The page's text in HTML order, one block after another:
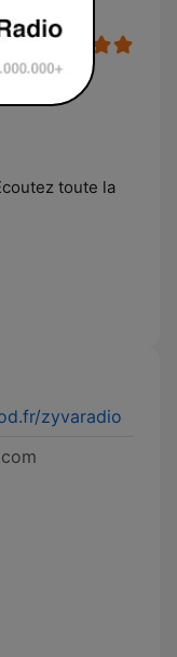
toute la
zyvaradio